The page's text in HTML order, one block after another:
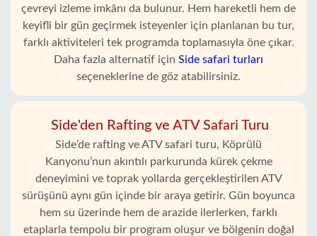
çevreyi izleme imkânı da bulunur. Hem hareketli hem de
keyifli bir gün geçirmek isteyenler için planlanan bu tur,
farklı aktiviteleri tek programda toplamasıyla öne çıkar.
Daha fazla alternatif için Side safari turları
seçeneklerine de göz atabilirsiniz.
Side'den Rafting ve ATV Safari Turu
Side’de rafting ve ATV safari turu, Köprülü
Kanyonu’nun akıntılı parkurunda kürek çekme
deneyimini ve toprak yollarda gerçekleştirilen ATV
sürüşünü aynı gün içinde bir araya getirir. Gün boyunca
hem su üzerinde hem de arazide ilerlerken, farklı
etaplarla tempolu bir program oluşur ve bölgenin doğal